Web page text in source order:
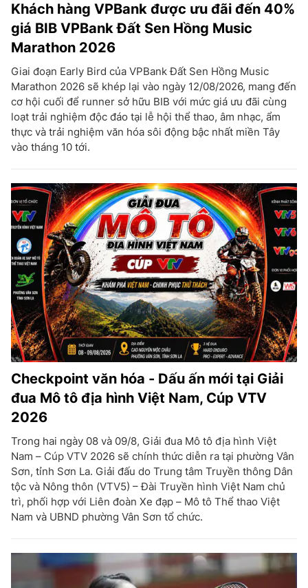
Khách hàng VPBank được ưu đãi đến 40%
giá BIB VPBank Đất Sen Hồng Music
Marathon 2026
Giai đoạn Early Bird của VPBank Đất Sen Hồng Music
Marathon 2026 sẽ khép lại vào ngày 12/08/2026, mang đến
cơ hội cuối để runner sở hữu BIB với mức giá ưu đãi cùng
loạt trải nghiệm độc đáo tại lễ hội thể thao, âm nhạc, ẩm
thực và trải nghiệm văn hóa sôi động bậc nhất miền Tây
vào tháng 10 tới.
Checkpoint văn hóa - Dấu ấn mới tại Giải
đua Mô tô địa hình Việt Nam, Cúp VTV
2026
Trong hai ngày 08 và 09/8, Giải đua Mô tô địa hình Việt
Nam – Cúp VTV 2026 sẽ chính thức diễn ra tại phường Vân
Sơn, tỉnh Sơn La. Giải đấu do Trung tâm Truyền thông Dân
tộc và Nông thôn (VTV5) – Đài Truyền hình Việt Nam chủ
trì, phối hợp với Liên đoàn Xe đạp – Mô tô Thể thao Việt
Nam và UBND phường Vân Sơn tổ chức.